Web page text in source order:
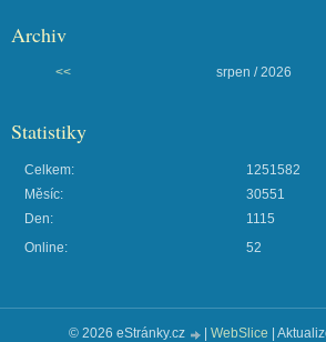
Archiv
<< srpen / 2026
Statistiky
Online: 52
Celkem:
1251582
Měsíc:
30551
Den:
1115
© 2026 eStránky.cz | WebSlice |